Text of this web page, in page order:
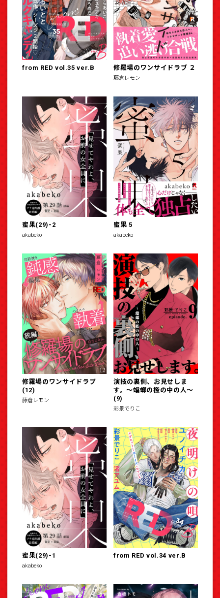
from RED vol.35 ver.B 修羅場のワンサイドラブ ２
藤倉レモン
蜜果(29)-2
akabeko
蜜果 5
akabeko
修羅場のワンサイドラブ
(12)
藤倉レモン
演技の裏側、お見せしま
す。～蟷螂の檻の中の人～
(9)
彩景でりこ
蜜果(29)-1
akabeko
from RED vol.34 ver.B